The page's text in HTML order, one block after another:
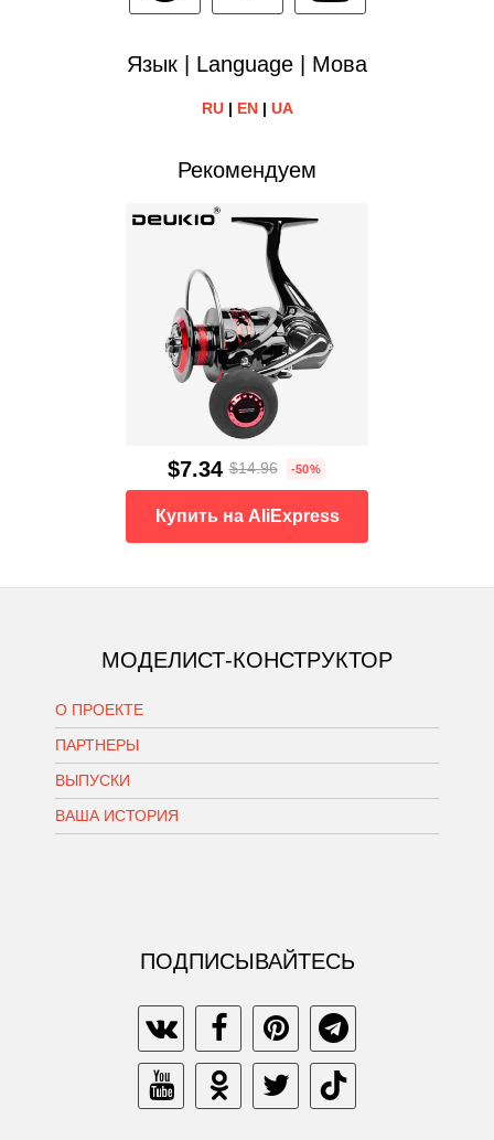
Язык | Language | Мова
RU| EN| UA
Рекомендуем
$7.34 $14.96 -50%
Купить на AliExpress
МОДЕЛИСТ-КОНСТРУКТОР
О ПРОЕКТЕ
ПАРТНЕРЫ
ВЫПУСКИ
ВАША ИСТОРИЯ
ПОДПИСЫВАЙТЕСЬ